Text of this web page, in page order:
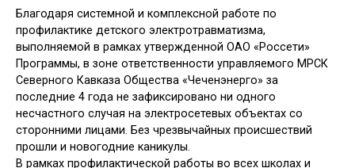
Благодаря системной и комплексной работе по
профилактике детского электротравматизма,
выполняемой в рамках утвержденной ОАО «Россети»
Программы, в зоне ответственности управляемого МРСК
Северного Кавказа Общества «Чеченэнерго» за
последние 4 года не зафиксировано ни одного
несчастного случая на электросетевых объектах со
сторонними лицами. Без чрезвычайных происшествий
прошли и новогодние каникулы.
В рамках профилактической работы во всех школах и